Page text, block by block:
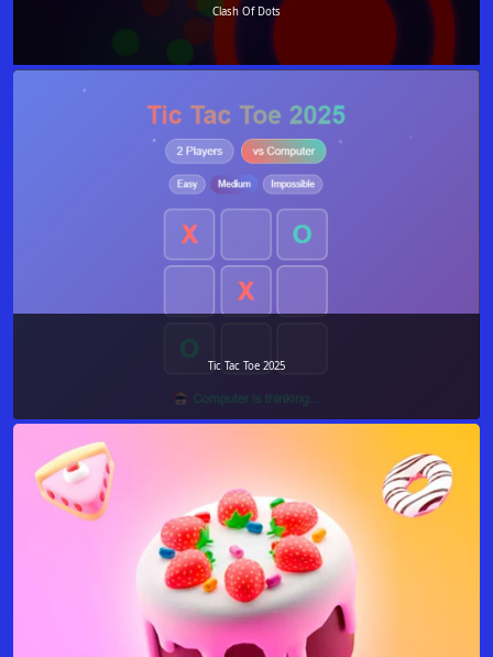
Clash Of Dots
Tic Tac Toe 2025